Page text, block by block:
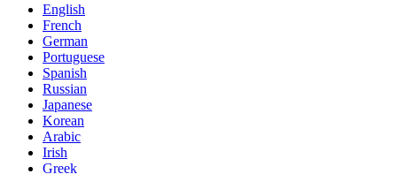
English
French
German
Portuguese
Spanish
Russian
Japanese
Korean
Arabic
Irish
Greek